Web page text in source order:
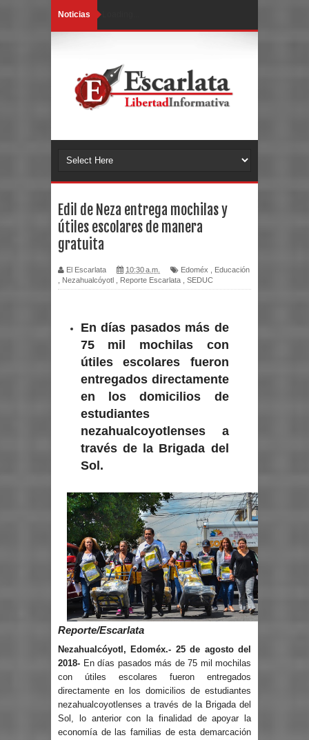
Noticias
Edil de Neza entrega mochilas y
útiles escolares de manera
gratuita
El Escarlata 10:30 a.m. Edoméx
Educación
Nezahualcóyotl Reporte Escarlata SEDUC
En días pasados más de
75 mil mochilas con
útiles escolares fueron
entregados directamente
en los domicilios de
estudiantes
nezahualcoyotlenses a
través de la Brigada del
Sol.
Reporte/Escarlata
Nezahualcóyotl, Edoméx.- 25 de agosto del
2018- En días pasados más de 75 mil mochilas
con útiles escolares fueron entregados
directamente en los domicilios de estudiantes
nezahualcoyotlenses a través de la Brigada del
Sol, lo anterior con la finalidad de apoyar la
economía de las familias de esta demarcación